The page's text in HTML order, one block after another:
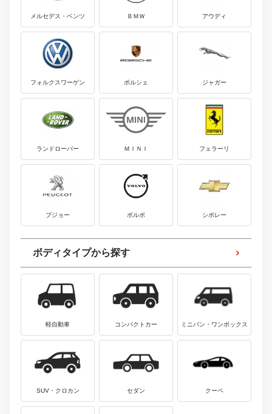
メルセデス・ベンツ ＢＭＷ アウディ
フォルクスワーゲン ポルシェ ジャガー
ランドローバー ＭＩＮＩ フェラーリ
プジョー ボルボ シボレー
ボディタイプから探す
軽自動車 コンパクトカー ミニバン・ワンボックス
SUV・クロカン セダン クーペ